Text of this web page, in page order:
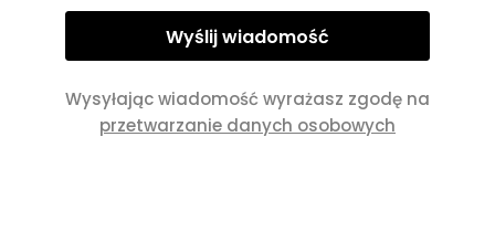
Wysyłając wiadomość wyrażasz zgodę na
przetwarzanie danych osobowych